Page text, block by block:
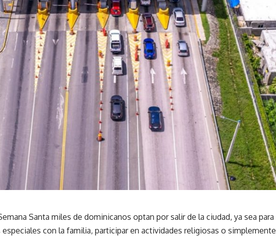
Santa miles de dominicanos optan por salir de la ciudad, ya sea para
con la familia, participar en actividades religiosas o simplemente